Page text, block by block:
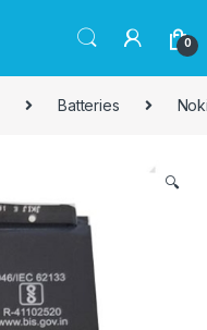
0
Batteries
🔍